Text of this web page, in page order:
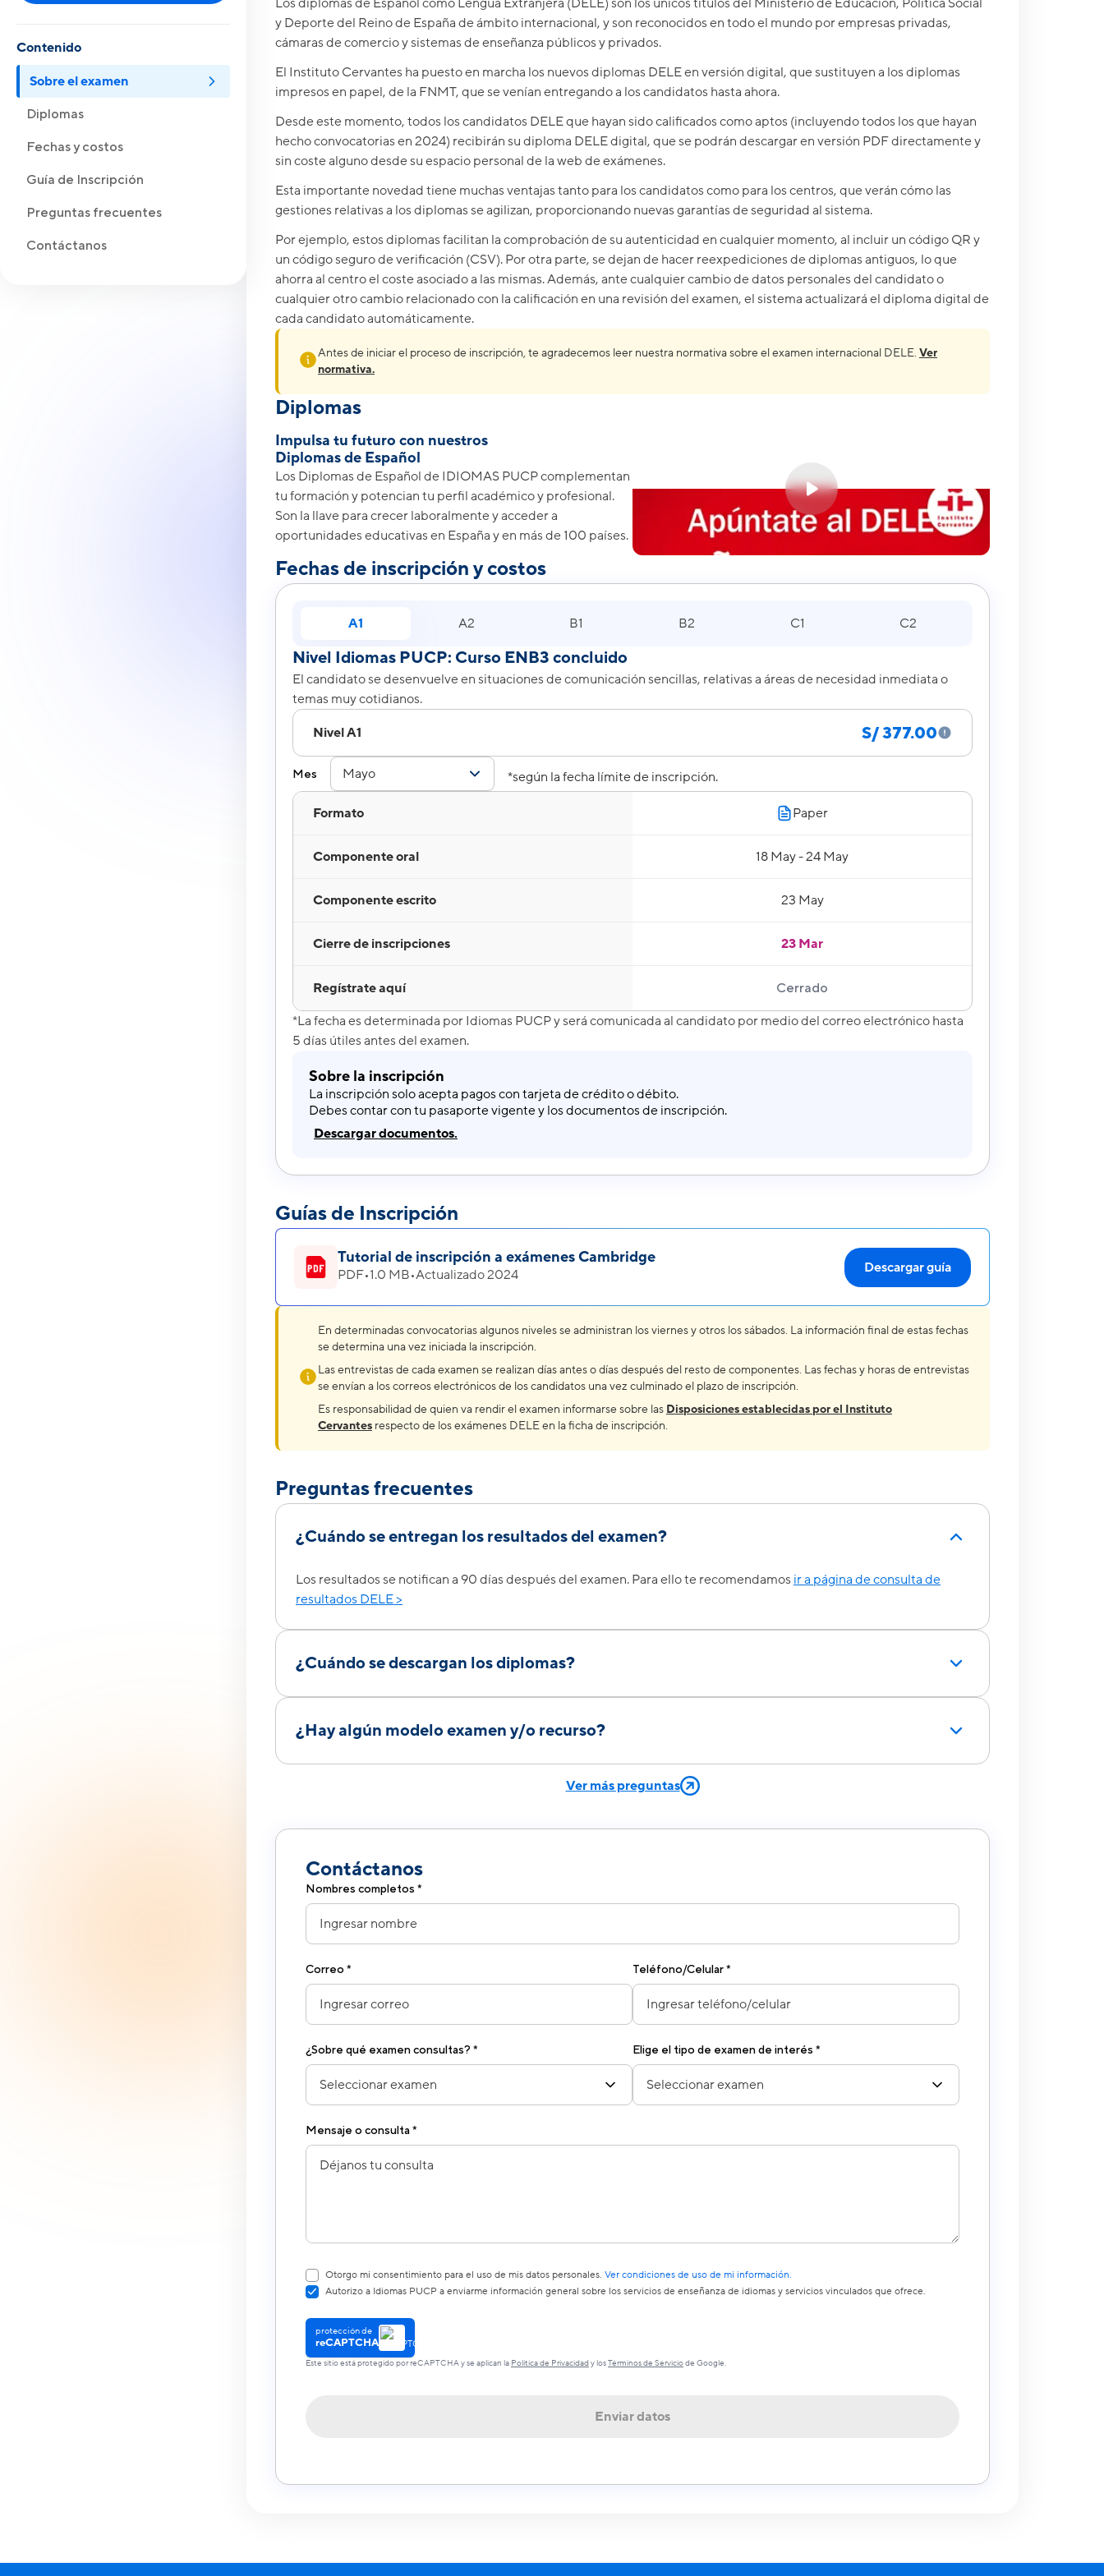
Contenido
Sobre el examen
Diplomas
Fechas y costos
Guía de Inscripción
Preguntas frecuentes
Contáctanos
Los diplomas de Español como Lengua Extranjera (DELE) son los únicos títulos del Ministerio de Educación, Política Social
y Deporte del Reino de España de ámbito internacional, y son reconocidos en todo el mundo por empresas privadas,
cámaras de comercio y sistemas de enseñanza públicos y privados.
El Instituto Cervantes ha puesto en marcha los nuevos diplomas DELE en versión digital, que sustituyen a los diplomas
impresos en papel, de la FNMT, que se venían entregando a los candidatos hasta ahora.
Desde este momento, todos los candidatos DELE que hayan sido calificados como aptos (incluyendo todos los que hayan
hecho convocatorias en 2024) recibirán su diploma DELE digital, que se podrán descargar en versión PDF directamente y
sin coste alguno desde su espacio personal de la web de exámenes.
Esta importante novedad tiene muchas ventajas tanto para los candidatos como para los centros, que verán cómo las
gestiones relativas a los diplomas se agilizan, proporcionando nuevas garantías de seguridad al sistema.
Por ejemplo, estos diplomas facilitan la comprobación de su autenticidad en cualquier momento, al incluir un código QR y
un código seguro de verificación (CSV). Por otra parte, se dejan de hacer reexpediciones de diplomas antiguos, lo que
ahorra al centro el coste asociado a las mismas. Además, ante cualquier cambio de datos personales del candidato o
cualquier otro cambio relacionado con la calificación en una revisión del examen, el sistema actualizará el diploma digital de
cada candidato automáticamente.
Antes de iniciar el proceso de inscripción, te agradecemos leer nuestra normativa sobre el examen internacional DELE. Ver
normativa.
Diplomas
Impulsa tu futuro con nuestros
Diplomas de Español
Los Diplomas de Español de IDIOMAS PUCP complementan
tu formación y potencian tu perfil académico y profesional.
Son la llave para crecer laboralmente y acceder a
oportunidades educativas en España y en más de 100 países.
Fechas de inscripción y costos
A1 A2 B1 B2 C1 C2
Nivel Idiomas PUCP: Curso ENB3 concluido
El candidato se desenvuelve en situaciones de comunicación sencillas, relativas a áreas de necesidad inmediata o
temas muy cotidianos.
Nivel A1 S/ 377.00
Mes *según la fecha límite de inscripción.
Formato Paper
Componente oral 18 May - 24 May
Componente escrito 23 May
Cierre de inscripciones 23 Mar
Regístrate aquí Cerrado
*La fecha es determinada por Idiomas PUCP y será comunicada al candidato por medio del correo electrónico hasta
5 días útiles antes del examen.
Sobre la inscripción
La inscripción solo acepta pagos con tarjeta de crédito o débito.
Debes contar con tu pasaporte vigente y los documentos de inscripción.
Descargar documentos.
Guías de Inscripción
Tutorial de inscripción a exámenes Cambridge
PDF•1.0 MB•Actualizado 2024 Descargar guía
En determinadas convocatorias algunos niveles se administran los viernes y otros los sábados. La información final de estas fechas
se determina una vez iniciada la inscripción.
Las entrevistas de cada examen se realizan días antes o días después del resto de componentes. Las fechas y horas de entrevistas
se envían a los correos electrónicos de los candidatos una vez culminado el plazo de inscripción.
Es responsabilidad de quien va rendir el examen informarse sobre las Disposiciones establecidas por el Instituto
Cervantes respecto de los exámenes DELE en la ficha de inscripción.
Preguntas frecuentes
¿Cuándo se entregan los resultados del examen?
Los resultados se notifican a 90 días después del examen. Para ello te recomendamos ir a página de consulta de
resultados DELE >
¿Cuándo se descargan los diplomas?
¿Hay algún modelo examen y/o recurso?
Resumen de formato de exámenes por nivel (inglés y español)
Examen de Nivel del Instituto Cervantes (solo para fines orientativos)
Ver más preguntas
Contáctanos
Nombres completos *
Correo * Teléfono/Celular *
¿Sobre qué examen consultas? * Elige el tipo de examen de interés *
Mensaje o consulta *
Otorgo mi consentimiento para el uso de mis datos personales. Ver condiciones de uso de mi información.
Autorizo a Idiomas PUCP a enviarme información general sobre los servicios de enseñanza de idiomas y servicios vinculados que ofrece.
protección de
reCAPTCHA
Este sitio está protegido por reCAPTCHA y se aplican la Política de Privacidad y losTérminos de Serviciode Google.
Enviar datos